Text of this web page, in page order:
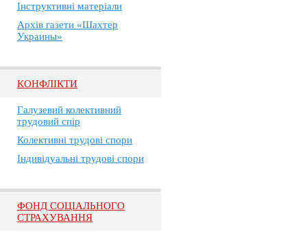
Інструктивні матеріали
Архів газети «Шахтер
Украины»
КОНФЛІКТИ
Галузевий колективний
трудовий спір
Колективні трудові спори
Індивідуальні трудові спори
ФОНД СОЦІАЛЬНОГО
СТРАХУВАННЯ